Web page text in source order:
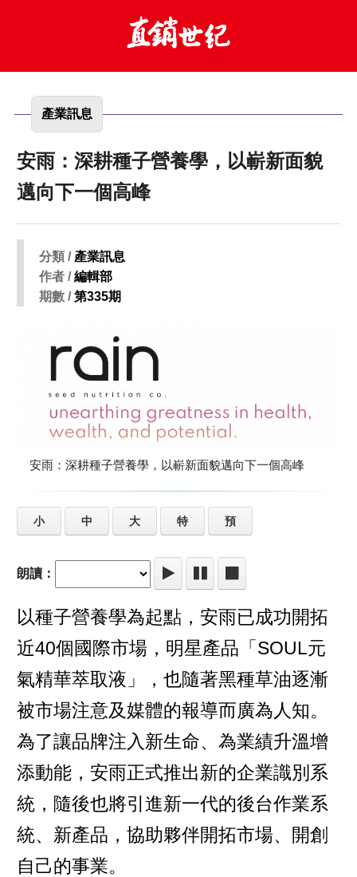
產業訊息
安雨：深耕種子營養學，以嶄新面貌
邁向下一個高峰
分類 / 產業訊息
作者 /編輯部
期數 /第335期
安雨：深耕種子營養學，以嶄新面貌邁向下一個高峰
小 中 大 特 預
朗讀：
以種子營養學為起點，安雨已成功開拓
近40個國際市場，明星產品「SOUL元
氣精華萃取液」，也隨著黑種草油逐漸
被市場注意及媒體的報導而廣為人知。
為了讓品牌注入新生命、為業績升溫增
添動能，安雨正式推出新的企業識別系
統，隨後也將引進新一代的後台作業系
統、新產品，協助夥伴開拓市場、開創
自己的事業。